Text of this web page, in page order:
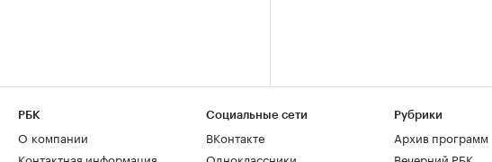
РБК
О компании
Контактная информация
Социальные сети
ВКонтакте
Одноклассники
Рубрики
Архив программ
Вечерний РБК